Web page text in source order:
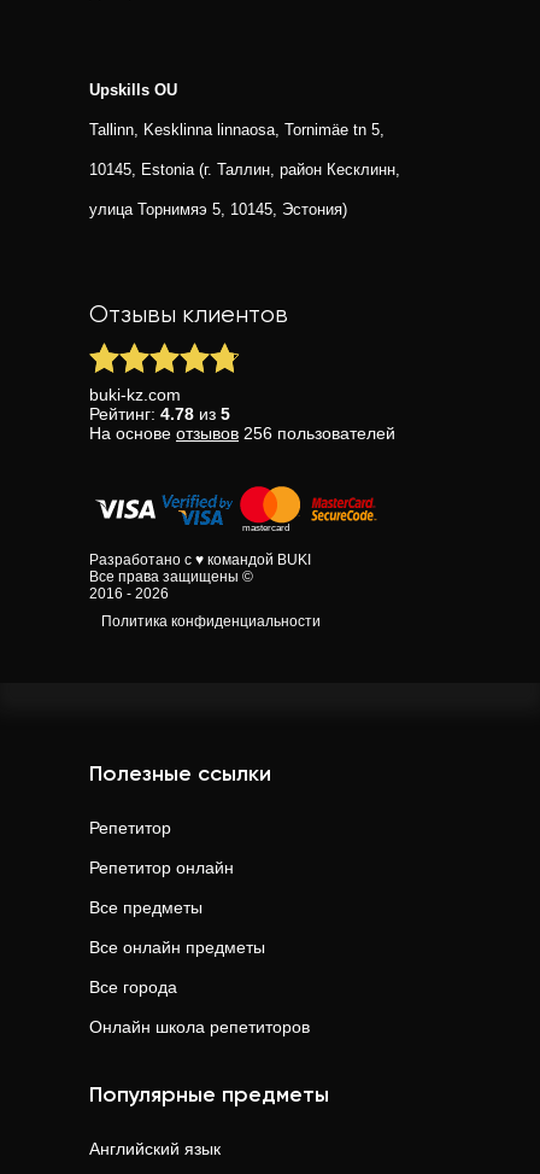
Upskills OU
Tallinn, Kesklinna linnaosa, Tornimäe tn 5,
10145, Estonia (г. Таллин, район Кесклинн,
улица Торнимяэ 5, 10145, Эстония)
Отзывы клиентов
buki-kz.com
Рейтинг: 4.78 из 5
На основе отзывов 256 пользователей
Разработано с ♥ командой BUKI
Все права защищены ©
2016 - 2026
Политика конфиденциальности
Полезные ссылки
Репетитор
Репетитор онлайн
Все предметы
Все онлайн предметы
Все города
Онлайн школа репетиторов
Популярные предметы
Английский язык